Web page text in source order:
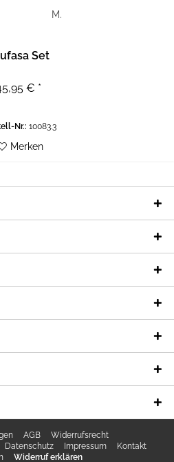
M.
Set
€ *
Nr.: 10083.3
Merken
AGB
Widerrufsrecht
Datenschutz Impressum
Kontakt
Widerruf erklären